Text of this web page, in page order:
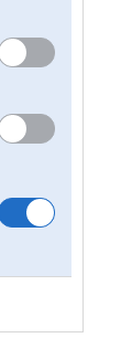
bij pa saizi...liekot
nomainīju starteri,
pielaižas, starteris
jau nemejs ir
ed nost...bet tas ir